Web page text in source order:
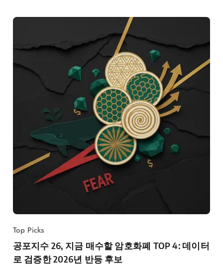
Top Picks
공포지수 26, 지금 매수할 암호화폐 TOP 4: 데이터
로 검증한 2026년 반등 후보